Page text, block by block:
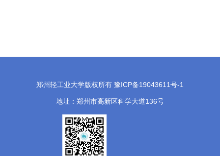
郑州轻工业大学版权所有 豫ICP备19043611号-1
地址：郑州市高新区科学大道136号